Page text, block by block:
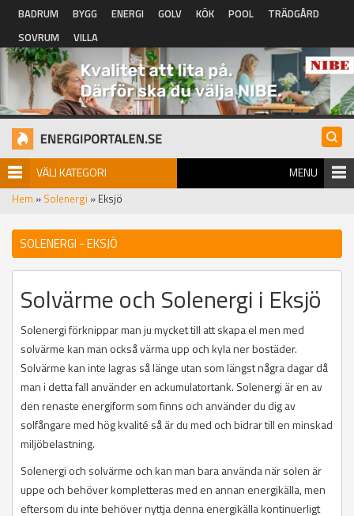
Hoppa till huvudinnehåll
BADRUM BYGG ENERGI GOLV KÖK POOL
TRÄDGÅRD
SOVRUM
VILLA
VÄLJ KATEGORI MENU
Hem » Solenergi » Eksjö
SOLENERGI - EKSJÖ
Solvärme och Solenergi i Eksjö
Solenergi förknippar man ju mycket till att skapa el men med
solvärme kan man också värma upp och kyla ner bostäder.
Solvärme kan inte lagras så länge utan som längst några dagar då
man i detta fall använder en ackumulatortank. Solenergi är en av
den renaste energiform som finns och använder du dig av
solfångare med hög kvalité så är du med och bidrar till en minskad
miljöbelastning.
Solenergi och solvärme och kan man bara använda när solen är
uppe och behöver kompletteras med en annan energikälla, men
eftersom du inte behöver nyttja denna energikälla kontinuerligt